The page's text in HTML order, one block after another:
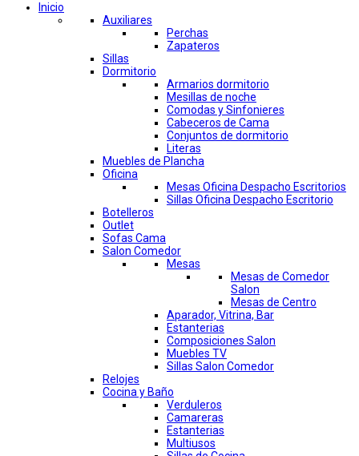
Inicio
Auxiliares
Perchas
Zapateros
Sillas
Dormitorio
Armarios dormitorio
Mesillas de noche
Comodas y Sinfonieres
Cabeceros de Cama
Conjuntos de dormitorio
Literas
Muebles de Plancha
Oficina
Mesas Oficina Despacho Escritorios
Sillas Oficina Despacho Escritorio
Botelleros
Outlet
Sofas Cama
Salon Comedor
Mesas
Mesas de Comedor
Salon
Mesas de Centro
Aparador, Vitrina, Bar
Estanterias
Composiciones Salon
Muebles TV
Sillas Salon Comedor
Relojes
Cocina y Baño
Verduleros
Camareras
Estanterias
Multiusos